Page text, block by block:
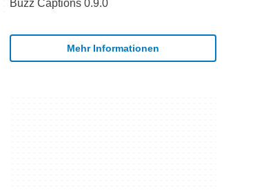
Buzz Captions 0.9.0
Mehr Informationen